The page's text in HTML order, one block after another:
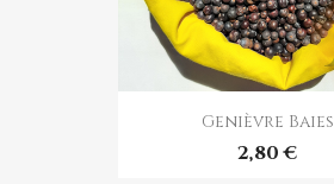
Genièvre Baies
2,80 €